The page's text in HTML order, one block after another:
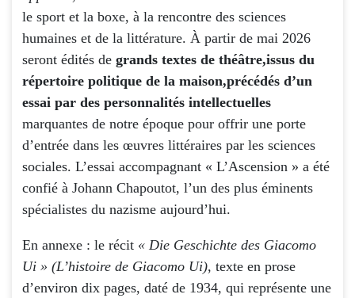
le sport et la boxe, à la rencontre des sciences
humaines et de la littérature. À partir de mai 2026
seront édités de grands textes de théâtre,issus du
répertoire politique de la maison,précédés d’un
essai par des personnalités intellectuelles
marquantes de notre époque pour offrir une porte
d’entrée dans les œuvres littéraires par les sciences
sociales. L’essai accompagnant « L’Ascension » a été
confié à Johann Chapoutot, l’un des plus éminents
spécialistes du nazisme aujourd’hui.
En annexe : le récit « Die Geschichte des Giacomo
Ui » (L’histoire de Giacomo Ui), texte en prose
d’environ dix pages, daté de 1934, qui représente une